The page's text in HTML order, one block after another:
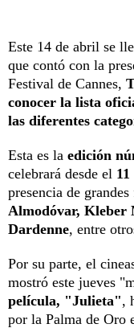
Este 14 de abril se
que contó con la
Festival de Cannes,
conocer la lista
las diferentes
Esta es la edición
celebrará desde el
presencia de
Almodóvar, Kleber
Dardenne, entre
Por su parte, el
mostró este jueves
película, "Julieta",
por la Palma de Oro